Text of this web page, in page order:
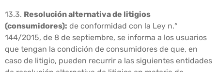
13.3. Resolución alternativa de litigios
(consumidores): de conformidad con la Ley n.º
144/2015, de 8 de septiembre, se informa a los usuarios
que tengan la condición de consumidores de que, en
caso de litigio, pueden recurrir a las siguientes entidades